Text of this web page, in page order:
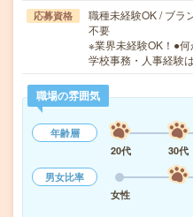
応募資格
職種未経験OK / ブラ
不要
※業界未経験OK！●
学校事務・人事経験
職場の雰囲気
年齢層
20代
30代
男女比率
女性